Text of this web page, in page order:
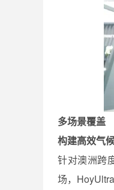
多场景覆盖
构建高效气
针对澳洲跨
场，